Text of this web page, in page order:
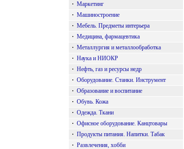
· Маркетинг
· Машиностроение
· Мебель. Предметы интерьера
· Медицина, фармацевтика
· Металлургия и металлообработка
· Наука и НИОКР
· Нефть, газ и ресурсы недр
· Оборудование. Станки. Инструмент
· Образование и воспитание
· Обувь. Кожа
· Одежда. Ткани
· Офисное оборудование. Канцтовары
· Продукты питания. Напитки. Табак
· Развлечения, хобби